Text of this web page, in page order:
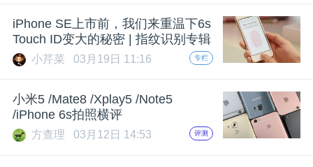
iPhone SE上市前，我们来重温下6s
Touch ID变大的秘密 | 指纹识别专辑
小芹菜 03月19日 11:16 专栏
小米5 /Mate8 /Xplay5 /Note5
/iPhone 6s拍照横评
方查理 03月12日 14:53 评测